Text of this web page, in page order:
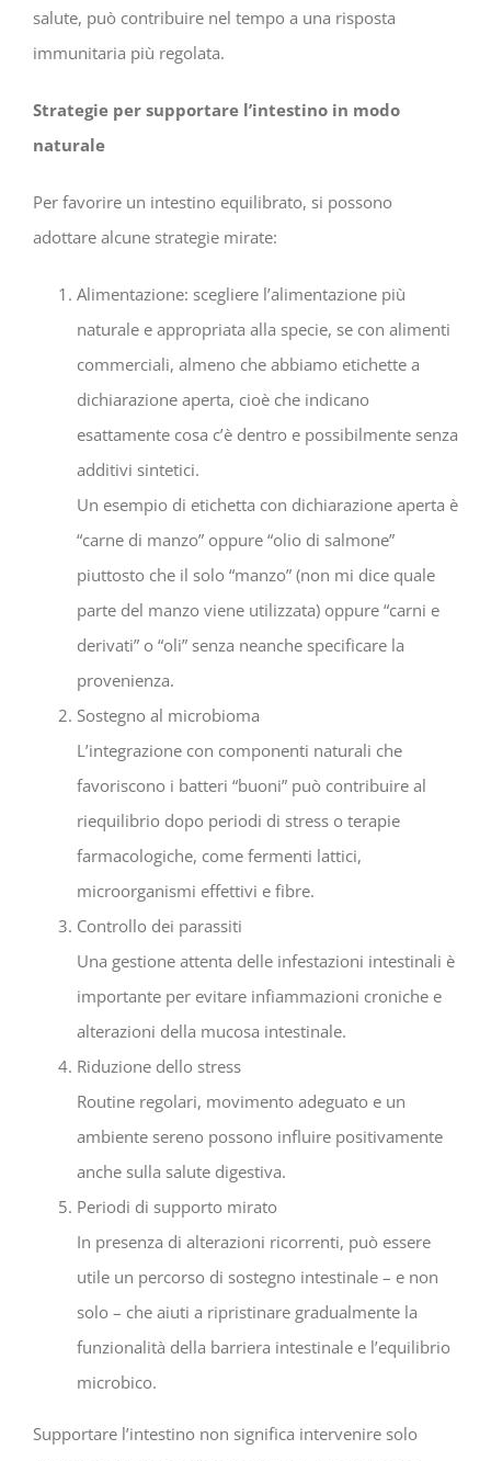
salute, può contribuire nel tempo a una risposta
immunitaria più regolata.
Strategie per supportare l’intestino in modo
naturale
Per favorire un intestino equilibrato, si possono
adottare alcune strategie mirate:
Alimentazione: scegliere l’alimentazione più
naturale e appropriata alla specie, se con alimenti
commerciali, almeno che abbiamo etichette a
dichiarazione aperta, cioè che indicano
esattamente cosa c’è dentro e possibilmente senza
additivi sintetici.
Un esempio di etichetta con dichiarazione aperta è
“carne di manzo” oppure “olio di salmone”
piuttosto che il solo “manzo” (non mi dice quale
parte del manzo viene utilizzata) oppure “carni e
derivati” o “oli” senza neanche specificare la
provenienza.
Sostegno al microbioma
L’integrazione con componenti naturali che
favoriscono i batteri “buoni” può contribuire al
riequilibrio dopo periodi di stress o terapie
farmacologiche, come fermenti lattici,
microorganismi effettivi e fibre.
Controllo dei parassiti
Una gestione attenta delle infestazioni intestinali è
importante per evitare infiammazioni croniche e
alterazioni della mucosa intestinale.
Riduzione dello stress
Routine regolari, movimento adeguato e un
ambiente sereno possono influire positivamente
anche sulla salute digestiva.
Periodi di supporto mirato
In presenza di alterazioni ricorrenti, può essere
utile un percorso di sostegno intestinale – e non
solo – che aiuti a ripristinare gradualmente la
funzionalità della barriera intestinale e l’equilibrio
microbico.
Supportare l’intestino non significa intervenire solo